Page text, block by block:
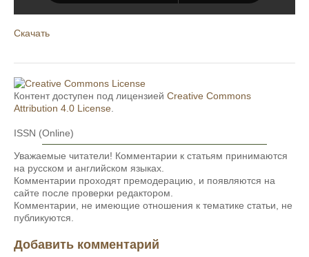
Скачать
Контент доступен под лицензией Creative Commons
Attribution 4.0 License
ISSN (Online)
Уважаемые читатели! Комментарии к статьям принимаются
на русском и английском языках.
Комментарии проходят премодерацию, и появляются на
сайте после проверки редактором.
Комментарии, не имеющие отношения к тематике статьи, не
публикуются.
Добавить комментарий